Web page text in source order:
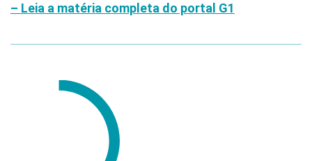
– Leia a matéria completa do portal G1